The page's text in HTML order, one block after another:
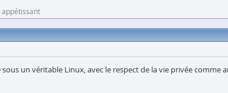
un véritable Linux, avec le respect de la vie privée